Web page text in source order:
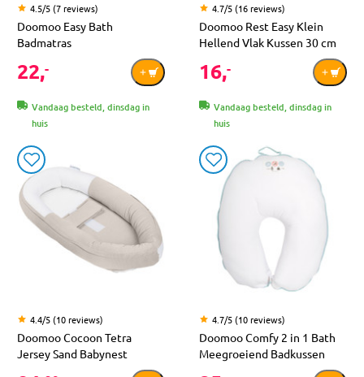
4.5/5 (7 reviews)
Doomoo Easy Bath
Badmatras
22,-
Vandaag besteld, dinsdag in
huis
4.7/5 (16 reviews)
Doomoo Rest Easy Klein
Hellend Vlak Kussen 30 cm
16,-
Vandaag besteld, dinsdag in
huis
4.4/5 (10 reviews)
Doomoo Cocoon Tetra
Jersey Sand Babynest
4.7/5 (10 reviews)
Doomoo Comfy 2 in 1 Bath
Meegroeiend Badkussen